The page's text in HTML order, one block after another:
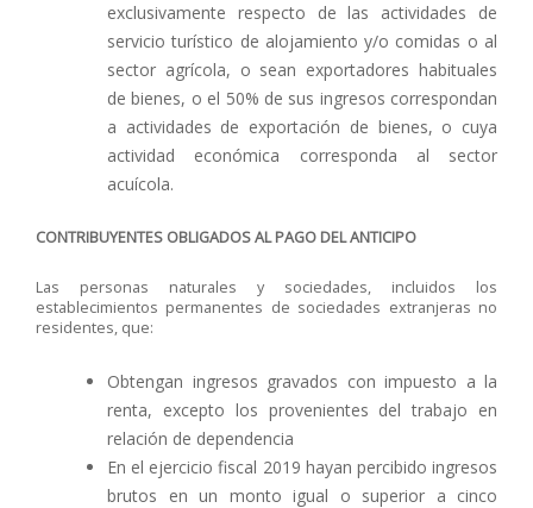
exclusivamente respecto de las actividades de
servicio turístico de alojamiento y/o comidas o al
sector agrícola, o sean exportadores habituales
de bienes, o el 50% de sus ingresos correspondan
a actividades de exportación de bienes, o cuya
actividad económica corresponda al sector
acuícola.
CONTRIBUYENTES OBLIGADOS AL PAGO DEL ANTICIPO
Las personas naturales y sociedades, incluidos los
establecimientos permanentes de sociedades extranjeras no
residentes, que:
Obtengan ingresos gravados con impuesto a la
renta, excepto los provenientes del trabajo en
relación de dependencia
En el ejercicio fiscal 2019 hayan percibido ingresos
brutos en un monto igual o superior a cinco